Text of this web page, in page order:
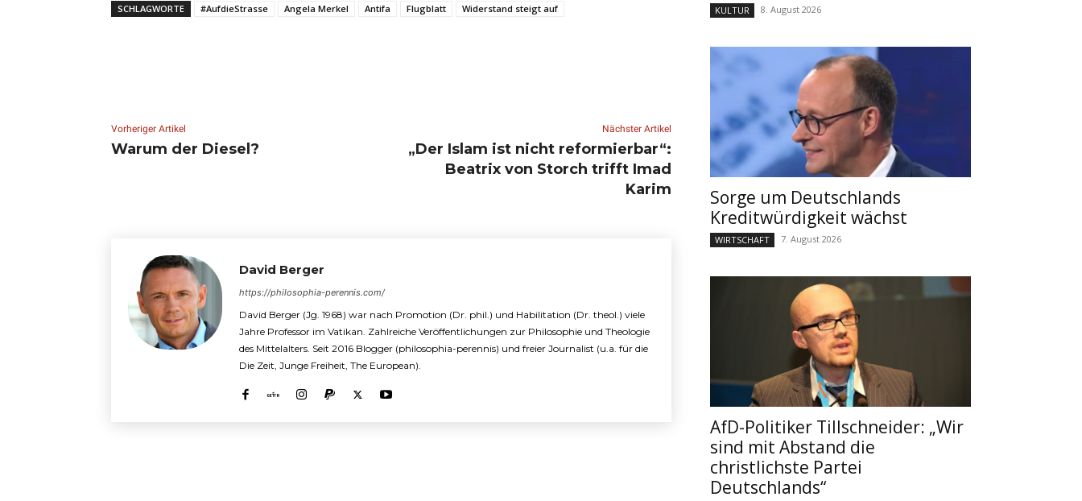
SCHLAGWORTE #AufdieStrasse Angela Merkel Antifa Flugblatt Widerstand steigt auf
Vorheriger Artikel
Warum der Diesel?
Nächster Artikel
„Der Islam ist nicht reformierbar“:
Beatrix von Storch trifft Imad
Karim
David Berger
https://philosophia-perennis.com/
David Berger (Jg. 1968) war nach Promotion (Dr. phil.) und Habilitation (Dr. theol.) viele
Jahre Professor im Vatikan. Zahlreiche Veröffentlichungen zur Philosophie und Theologie
des Mittelalters. Seit 2016 Blogger (philosophia-perennis) und freier Journalist (u.a. für die
Die Zeit, Junge Freiheit, The European).
KULTUR 8. August 2026
Sorge um Deutschlands
Kreditwürdigkeit wächst
WIRTSCHAFT 7. August 2026
AfD-Politiker Tillschneider: „Wir
sind mit Abstand die
christlichste Partei
Deutschlands“